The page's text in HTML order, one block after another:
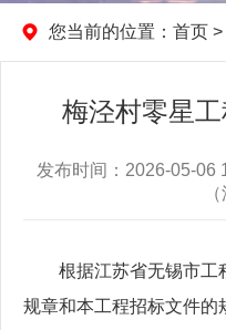
您当前的位置： 首页 >
梅泾村零星
发布时间：2026-05-
根据江苏省无锡市工程
规章和本工程招标文件的